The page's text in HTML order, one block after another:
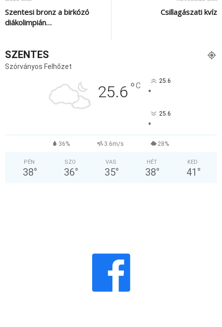
Szentesi bronz a birkózó
diákolimpián…
Csillagászati kvíz
SZENTES
Szórványos Felhőzet
25.6 °C 25.6
°
25.6
°
36% 3.6m/s 28%
PÉN
38°
SZO
36°
VAS
35°
HÉT
38°
KED
41 °